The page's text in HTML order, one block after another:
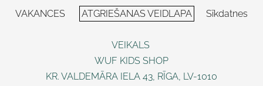
VAKANCES
ATGRIEŠANAS VEIDLAPA Sīkdatnes
VEIKALS
WUF KIDS SHOP
KR. VALDEMĀRA IELA 43, RĪGA, LV-1010